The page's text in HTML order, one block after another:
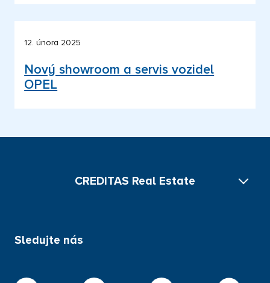
Nový showroom a servis vozidel
OPEL
12. února 2025
CREDITAS Real Estate
Sledujte nás